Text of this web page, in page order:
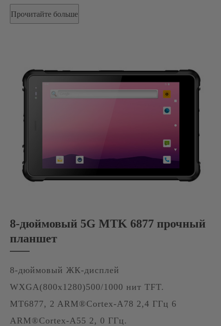
Прочитайте больше
8-дюймовый 5G MTK 6877 прочный
планшет
8-дюймовый ЖК-дисплей
WXGA(800x1280)500/1000 нит TFT.
MT6877, 2 ARM®Cortex-A78 2,4 ГГц 6
ARM®Cortex-A55 2, 0 ГГц.